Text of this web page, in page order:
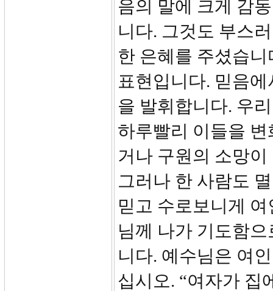
음의 말에 크게 감
니다. 그것도 부스
한 은혜를 주셨습
표현입니다. 믿음
을 발휘합니다. 우
하루빨리 이들을
거나 구원의 소망
그러나 한 사람도
믿고 수로보니게
님께 나가 기도함
니다. 예수님은 여
십시오. “여자가 집